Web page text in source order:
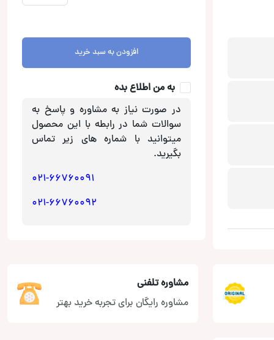
بوستر
عدد
افزودن به سبد خرید
به من اطلاع بده
در صورت نیاز به مشاوره و پاسخ به
سوالات شما در رابطه با این محصول
میتوانید با شماره های زیر تماس
بگیرید.
021-66760091
021-66760092
مشاوره تلفنی
مشاوره رایگان برای تجربه خرید بهتر